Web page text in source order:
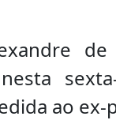
de
nesta
ao